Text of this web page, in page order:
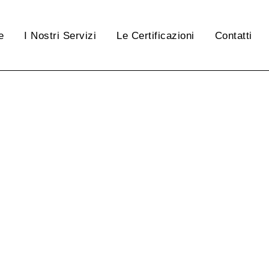
I Nostri Servizi Le Certificazioni Contatti